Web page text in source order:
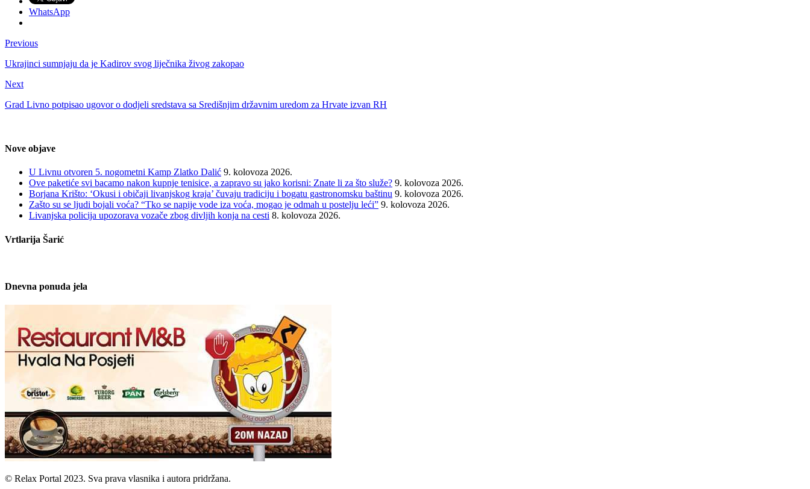
WhatsApp
Previous
Ukrajinci sumnjaju da je Kadirov svog liječnika živog zakopao
Next
Grad Livno potpisao ugovor o dodjeli sredstava sa Središnjim državnim uredom za Hrvate izvan RH
Nove objave
U Livnu otvoren 5. nogometni Kamp Zlatko Dalić 9. kolovoza 2026.
Ove paketiće svi bacamo nakon kupnje tenisice, a zapravo su jako korisni: Znate li za što služe? 9. kolovoza 2026.
Borjana Krišto: ‘Okusi i običaji livanjskog kraja’ čuvaju tradiciju i bogatu gastronomsku baštinu 9. kolovoza 2026.
Zašto su se ljudi bojali voća? “Tko se napije vode iza voća, mogao je odmah u postelju leći” 9. kolovoza 2026.
Livanjska policija upozorava vozače zbog divljih konja na cesti 8. kolovoza 2026.
Vrtlarija Šarić
Dnevna ponuda jela
© Relax Portal 2023. Sva prava vlasnika i autora pridržana.